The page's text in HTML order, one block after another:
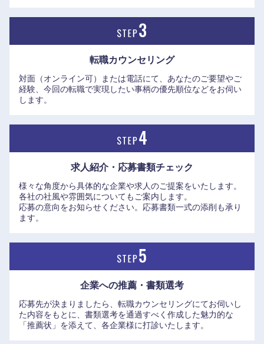
転職カウンセリング
対面（オンライン可）または電話にて、あなたのご要望やご
経験、今回の転職で実現したい事柄の優先順位などをお伺い
します。
求人紹介・応募書類チェック
様々な角度から具体的な企業や求人のご提案をいたします。
各社の社風や雰囲気についてもご案内します。
応募の意向をお知らせください。応募書類一式の添削も承り
ます。
企業への推薦・書類選考
応募先が決まりましたら、転職カウンセリングにてお伺いし
た内容をもとに、書類選考を通過すべく作成した魅力的な
「推薦状」を添えて、各企業様に打診いたします。